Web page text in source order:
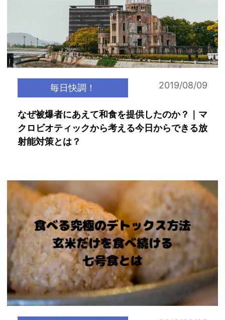
毎日快調！ 2019/08/09
なぜ被爆者にあえて和食を提供したのか？｜マ
クロビオティックから考える今日からできる放
射能対策とは？